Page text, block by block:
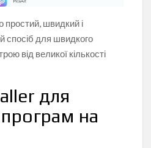
швидкий і
спосіб для швидкого
від великої кількості
для
на